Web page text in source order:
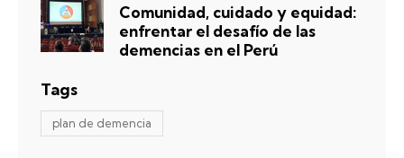
Comunidad, cuidado y equidad:
enfrentar el desafío de las
demencias en el Perú
Tags
plan de demencia